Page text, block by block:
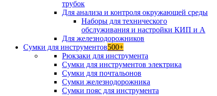
трубок
Для анализа и контроля окружающей среды
Наборы для технического
обслуживания и настройки КИП и А
Для железнодорожников
Сумки для инструментов500+
Рюкзаки для инструмента
Сумки для инструментов электрика
Сумки для почтальонов
Сумки железнодорожника
Сумки пояс для инструмента